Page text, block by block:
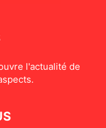
l'actualité de